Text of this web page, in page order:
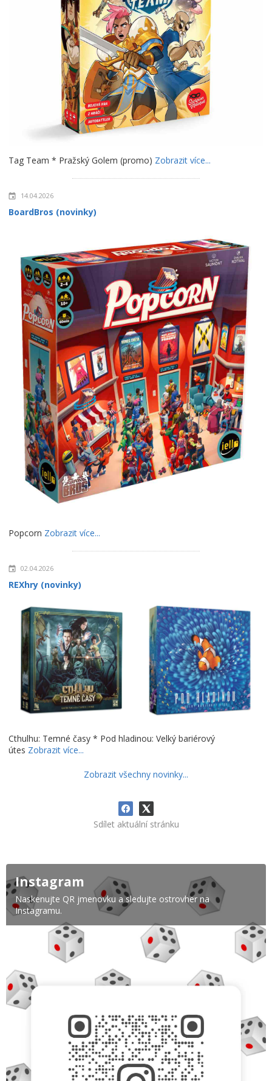
Tag Team * Pražský Golem (promo) Zobrazit více...
14.04.2026
BoardBros (novinky)
Popcorn Zobrazit více...
02.04.2026
REXhry (novinky)
Cthulhu: Temné časy * Pod hladinou: Velký bariérový
útes Zobrazit více...
Zobrazit všechny novinky...
Sdílet aktuální stránku
Instagram
Naskenujte QR jmenovku a sledujte ostrovher na
Instagramu.